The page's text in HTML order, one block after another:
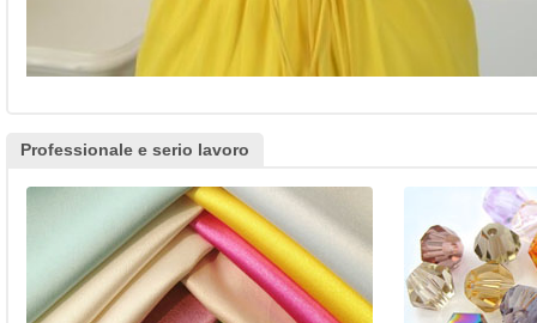
Professionale e serio lavoro